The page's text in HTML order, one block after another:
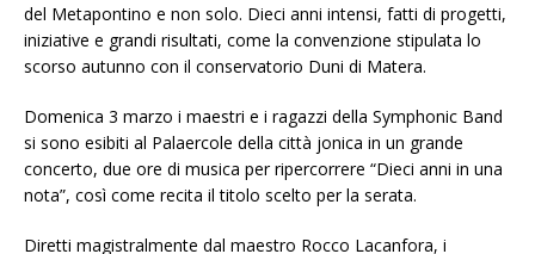
del Metapontino e non solo. Dieci anni intensi, fatti di progetti,
iniziative e grandi risultati, come la convenzione stipulata lo
scorso autunno con il conservatorio Duni di Matera.
Domenica 3 marzo i maestri e i ragazzi della Symphonic Band
si sono esibiti al Palaercole della città jonica in un grande
concerto, due ore di musica per ripercorrere “Dieci anni in una
nota”, così come recita il titolo scelto per la serata.
Diretti magistralmente dal maestro Rocco Lacanfora, i